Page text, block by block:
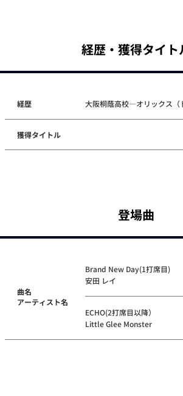
経歴・獲得タイト
経歴 大阪桐蔭高校―オリックス（
獲得タイトル
登場曲
曲名
アーティスト名
Brand New Day(1打席目)
安田 レイ
ECHO(2打席目以降）
Little Glee Monster